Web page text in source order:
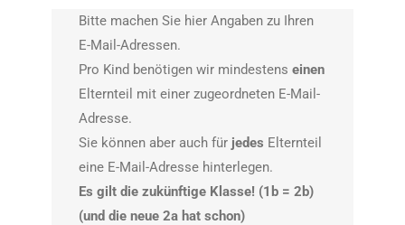
Bitte machen Sie hier Angaben zu Ihren
E-Mail-Adressen.
Pro Kind benötigen wir mindestenseinen
Elternteil mit einer zugeordneten E-Mail-
Adresse.
Sie können aber auch für jedes Elternteil
eine E-Mail-Adresse hinterlegen.
Es gilt die zukünftige Klasse! (1b = 2b)
(und die neue 2a hat schon)